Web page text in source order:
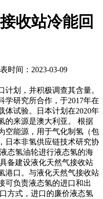
收站冷能回
时间：2023-03-09
计划，并积极调查其含量。
学研究所合作，于2017年在
体试验。日本计划在2020年
的来源是澳大利亚。 根据
空能源，用于气化制氢（包
日本非氢供应链技术研究协
态氢油轮进行液态氢的海
备建设液化天然气接收站
港口。与液化天然气接收站
可负责液态氢的进口和出
方式，进口的廉价液态氢